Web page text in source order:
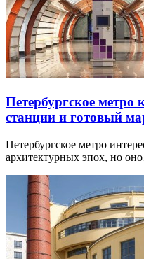
Петербургское метро
станции и готовый
Петербургское метро
архитектурных эпох, но